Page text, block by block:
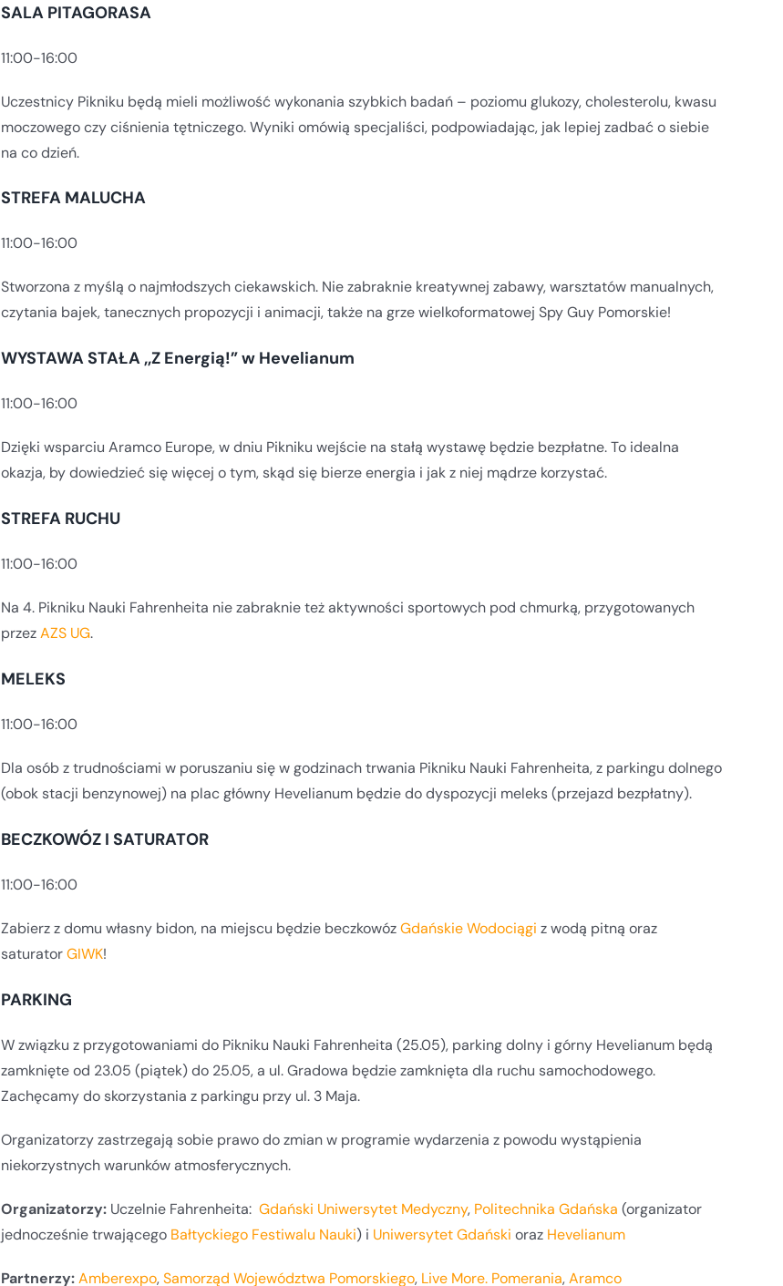
SALA PITAGORASA
11:00-16:00
Uczestnicy Pikniku będą mieli możliwość wykonania szybkich badań – poziomu glukozy, cholesterolu, kwasu
moczowego czy ciśnienia tętniczego. Wyniki omówią specjaliści, podpowiadając, jak lepiej zadbać o siebie
na co dzień.
STREFA MALUCHA
11:00-16:00
Stworzona z myślą o najmłodszych ciekawskich. Nie zabraknie kreatywnej zabawy, warsztatów manualnych,
czytania bajek, tanecznych propozycji i animacji, także na grze wielkoformatowej Spy Guy Pomorskie!
WYSTAWA STAŁA ,,Z Energią!” w Hevelianum
11:00-16:00
Dzięki wsparciu Aramco Europe, w dniu Pikniku wejście na stałą wystawę będzie bezpłatne. To idealna
okazja, by dowiedzieć się więcej o tym, skąd się bierze energia i jak z niej mądrze korzystać.
STREFA RUCHU
11:00-16:00
Na 4. Pikniku Nauki Fahrenheita nie zabraknie też aktywności sportowych pod chmurką, przygotowanych
przezAZS UG.
MELEKS
11:00-16:00
Dla osób z trudnościami w poruszaniu się w godzinach trwania Pikniku Nauki Fahrenheita, z parkingu dolnego
(obok stacji benzynowej) na plac główny Hevelianum będzie do dyspozycji meleks (przejazd bezpłatny).
BECZKOWÓZ I SATURATOR
11:00-16:00
Zabierz z domu własny bidon, na miejscu będzie beczkowózGdańskie Wodociągi z wodą pitną oraz
saturatorGIWK!
PARKING
W związku z przygotowaniami do Pikniku Nauki Fahrenheita (25.05), parking dolny i górny Hevelianum będą
zamknięte od 23.05 (piątek) do 25.05, a ul. Gradowa będzie zamknięta dla ruchu samochodowego.
Zachęcamy do skorzystania z parkingu przy ul. 3 Maja.
Organizatorzy zastrzegają sobie prawo do zmian w programie wydarzenia z powodu wystąpienia
niekorzystnych warunków atmosferycznych.
Organizatorzy:Uczelnie Fahrenheita: Gdański Uniwersytet Medyczny, Politechnika Gdańska (organizator
jednocześnie trwającego Bałtyckiego Festiwalu Nauki) i Uniwersytet Gdański oraz Hevelianum
Partnerzy:Amberexpo, Samorząd Województwa Pomorskiego, Live More. Pomerania,Aramco